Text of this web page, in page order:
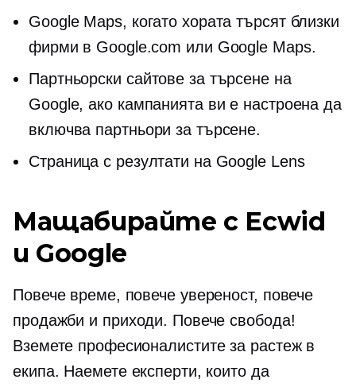
Google Maps, когато хората търсят близки
фирми в Google.com или Google Maps.
Партньорски сайтове за търсене на
Google, ако кампанията ви е настроена да
включва партньори за търсене.
Страница с резултати на Google Lens
Мащабирайте с Ecwid
и Google
Повече време, повече увереност, повече
продажби и приходи. Повече свобода!
Вземете професионалистите за растеж в
екипа. Наемете експерти, които да